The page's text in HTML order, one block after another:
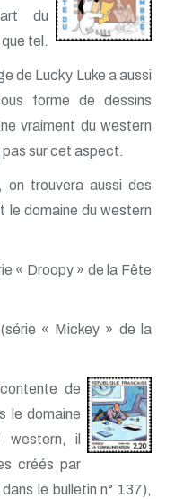
du
tel.
de Lucky Luke a aussi
forme de dessins
vraiment du western
sur cet aspect.
on trouvera aussi des
le domaine du western
« Droopy » de la Fête
(série « Mickey » de la
de
le domaine
il
créés par
le bulletin n° 137),